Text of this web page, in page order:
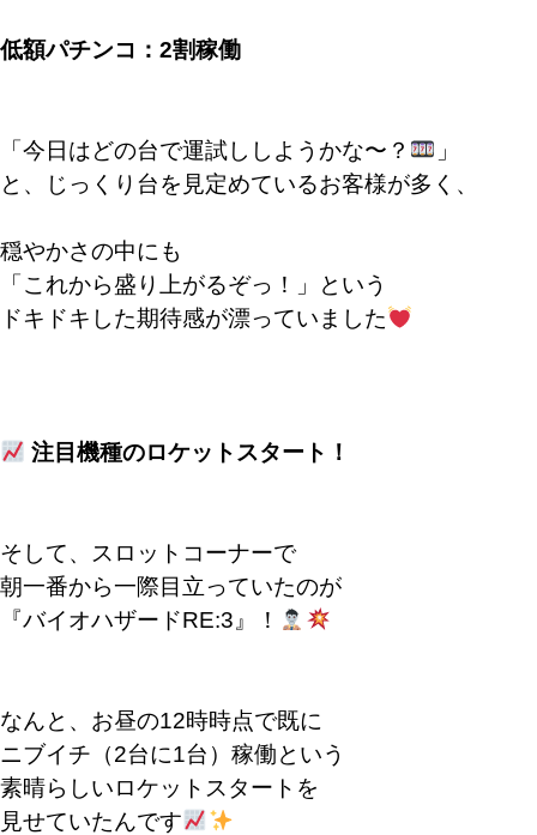
低額パチンコ：2割稼働
「今日はどの台で運試ししようかな〜？
」
と、じっくり台を見定めているお客様が多く、
穏やかさの中にも
「これから盛り上がるぞっ！」という
ドキドキした期待感が漂っていました
注目機種のロケットスタート！
そして、スロットコーナーで
朝一番から一際目立っていたのが
『バイオハザードRE:3』！
なんと、お昼の12時時点で既に
ニブイチ（2台に1台）稼働という
素晴らしいロケットスタートを
見せていたんです